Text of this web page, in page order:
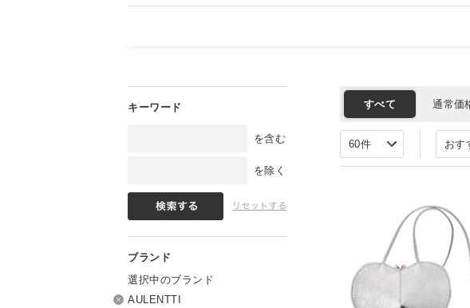
を含む
を除く
選択中のブランド
AULENTTI